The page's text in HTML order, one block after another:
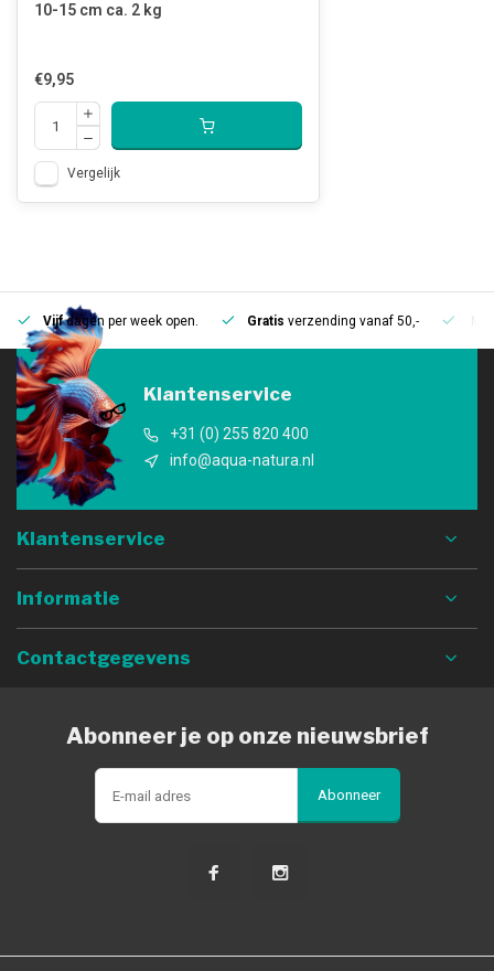
10-15 cm ca. 2 kg
€9,95
Vergelijk
Vijfdagen per week open. Gratis verzending vanaf 50,-
Klantenservice
+31 (0) 255 820 400
info@aqua-natura.nl
Klantenservice
Informatie
Contactgegevens
Abonneer je op onze nieuwsbrief
Abonneer